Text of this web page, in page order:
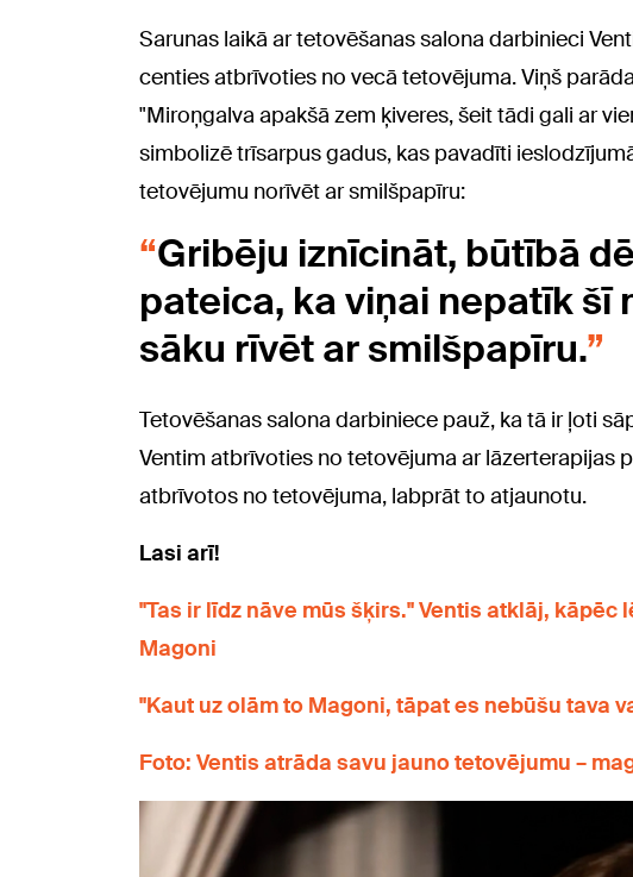
Sarunas laikā ar tetovēšanas salona darbinieci
centies atbrīvoties no vecā tetovējuma. Viņš
"Miroņgalva apakšā zem ķiveres, šeit tādi gali ar
simbolizē trīsarpus gadus, kas pavadīti
tetovējumu norīvēt ar smilšpapīru:
Gribēju iznīcināt, būtībā
pateica, ka viņai nepatīk šī
sāku rīvēt ar smilšpapīru.
Tetovēšanas salona darbiniece pauž, ka tā ir ļoti
Ventim atbrīvoties no tetovējuma ar lāzerterapijas
atbrīvotos no tetovējuma, labprāt to atjaunotu.
Lasi arī!
"Tas ir līdz nāve mūs šķirs." Ventis atklāj,
Magoni
"Kaut uz olām to Magoni, tāpat es nebūšu tava
Foto: Ventis atrāda savu jauno tetovējumu –